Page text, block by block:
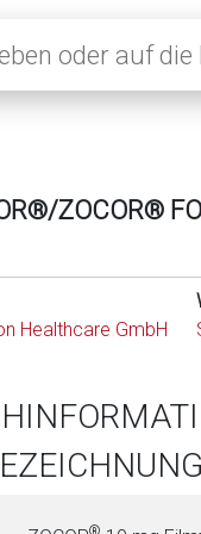
ZOCOR®
Healthcare GmbH